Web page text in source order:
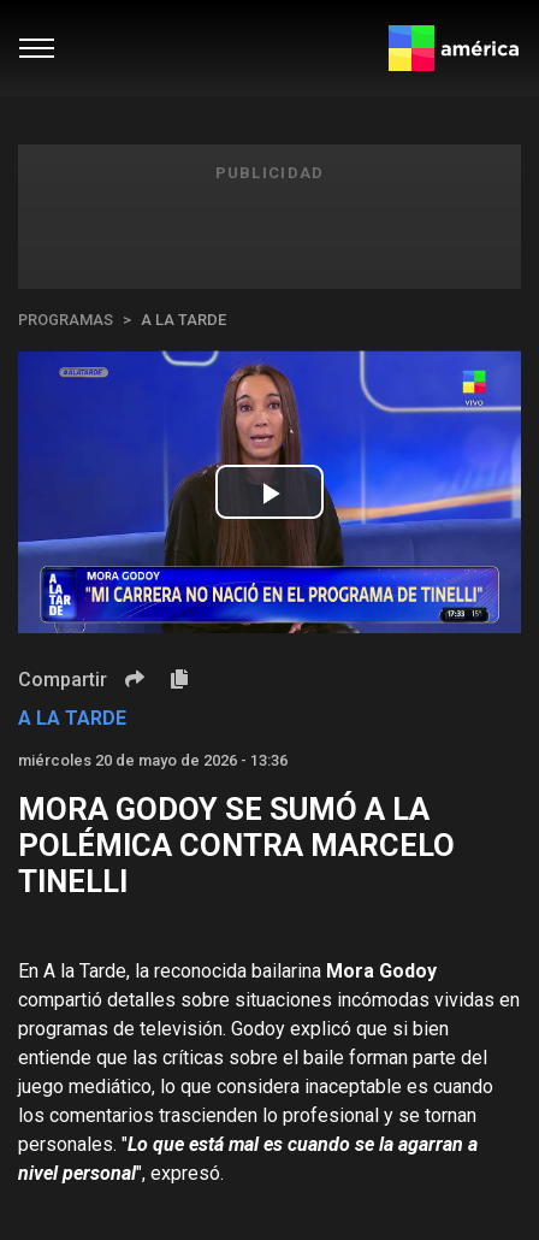
PUBLICIDAD
PROGRAMAS A LA TARDE
Play
Video
Compartir
A LA TARDE
miércoles 20 de mayo de 2026 - 13:36
MORA GODOY SE SUMÓ A LA
POLÉMICA CONTRA MARCELO
TINELLI
En A la Tarde, la reconocida bailarina Mora Godoy
compartió detalles sobre situaciones incómodas vividas en
programas de televisión. Godoy explicó que si bien
entiende que las críticas sobre el baile forman parte del
juego mediático, lo que considera inaceptable es cuando
los comentarios trascienden lo profesional y se tornan
personales. "Lo que está mal es cuando se la agarran a
nivel personal", expresó.